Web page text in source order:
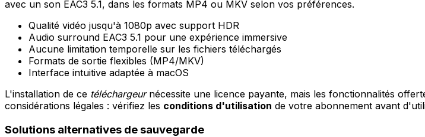
avec un son EAC3 5.1, dans les formats MP4 ou MKV selon vos préférences.
Qualité vidéo jusqu'à 1080p avec support HDR
Audio surround EAC3 5.1 pour une expérience immersive
Aucune limitation temporelle sur les fichiers téléchargés
Formats de sortie flexibles (MP4/MKV)
Interface intuitive adaptée à macOS
L'installation de ce téléchargeurnécessite une licence payante, mais les fonctionnalités
considérations légales : vérifiez les conditions d'utilisation de votre abonnement avant
Solutions alternatives de sauvegarde